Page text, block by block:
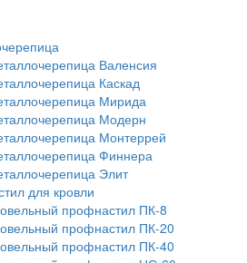
Валенсия
Каскад
Мирида
Модерн
Монтеррей
Финнера
Элит
для кровли
профнастил ПК-8
профнастил ПК-20
профнастил ПК-40